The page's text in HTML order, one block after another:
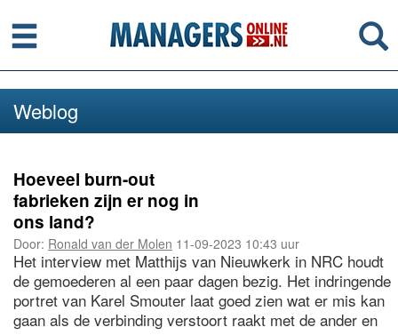
Menu
Weblog
Hoeveel burn-out
fabrieken zijn er nog in
ons land?
Door: Ronald van der Molen 11-09-2023 10:43 uur
Het interview met Matthijs van Nieuwkerk in NRC houdt
de gemoederen al een paar dagen bezig. Het indringende
portret van Karel Smouter laat goed zien wat er mis kan
gaan als de verbinding verstoort raakt met de ander en